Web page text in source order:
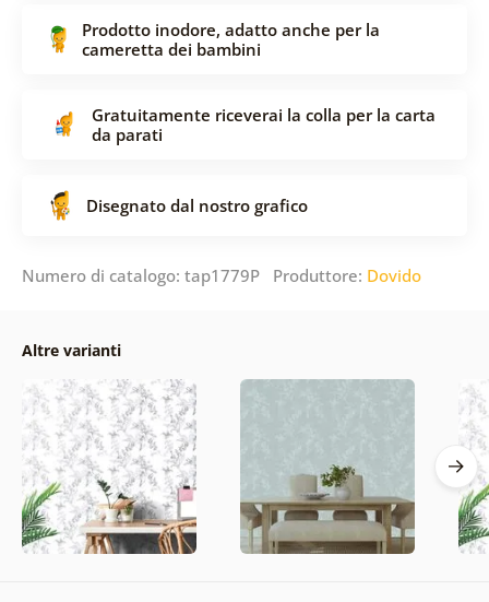
Prodotto inodore, adatto anche per la
cameretta dei bambini
Gratuitamente riceverai la colla per la carta
da parati
Disegnato dal nostro grafico
Numero di catalogo: tap1779P Produttore: Dovido
Altre varianti